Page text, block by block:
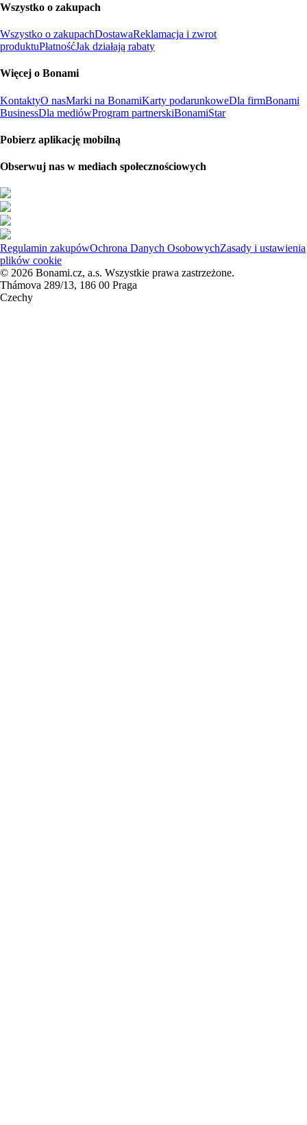
Wszystko o zakupach
Wszystko o zakupachDostawaReklamacja i zwrot
produktuPłatnośćJak działają rabaty
Więcej o Bonami
KontaktyO nasMarki na BonamiKarty podarunkoweDla firmBonami
BusinessDla mediówProgram partnerskiBonamiStar
Pobierz aplikację mobilną
Obserwuj nas w mediach społecznościowych
Regulamin zakupówOchrona Danych OsobowychZasady i ustawienia
plików cookie
© 2026 Bonami.cz, a.s. Wszystkie prawa zastrzeżone.
Thámova 289/13, 186 00 Praga
Czechy